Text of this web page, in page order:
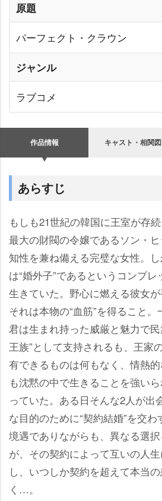
原題
パーフェクト・クラウン
ジャンル
ラブコメ
作品情報 キャスト・相関図
あらすじ
もしも21世紀の韓国に王室が存
最大の財閥の令嬢であるソン・
知性を兼ね備える完璧な女性。
は“婚外子”であるというコンプ
生きていた。野心に燃える彼女が
それは本物の“血筋”を得ること
君は生まれ持った威厳と魅力で
王族”として支持されるも、王家
有できるものは何もなく、情熱
も沈黙の中で生きることを強い
っていた。ある日そんな2人が出
な目的のために“契約結婚”を交
境遇でありながらも、異なる選
が、その契約によって互いの人
し、いつしか契約を超えて本当
く…。